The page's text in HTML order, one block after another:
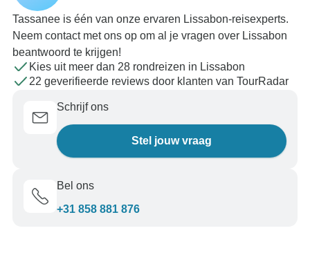
Tassanee is één van onze ervaren Lissabon-reisexperts.
Neem contact met ons op om al je vragen over Lissabon
beantwoord te krijgen!
Kies uit meer dan 28 rondreizen in Lissabon
22 geverifieerde reviews door klanten van TourRadar
Schrijf ons
Stel jouw vraag
Bel ons
+31 858 881 876